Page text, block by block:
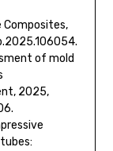
of mold
2025,